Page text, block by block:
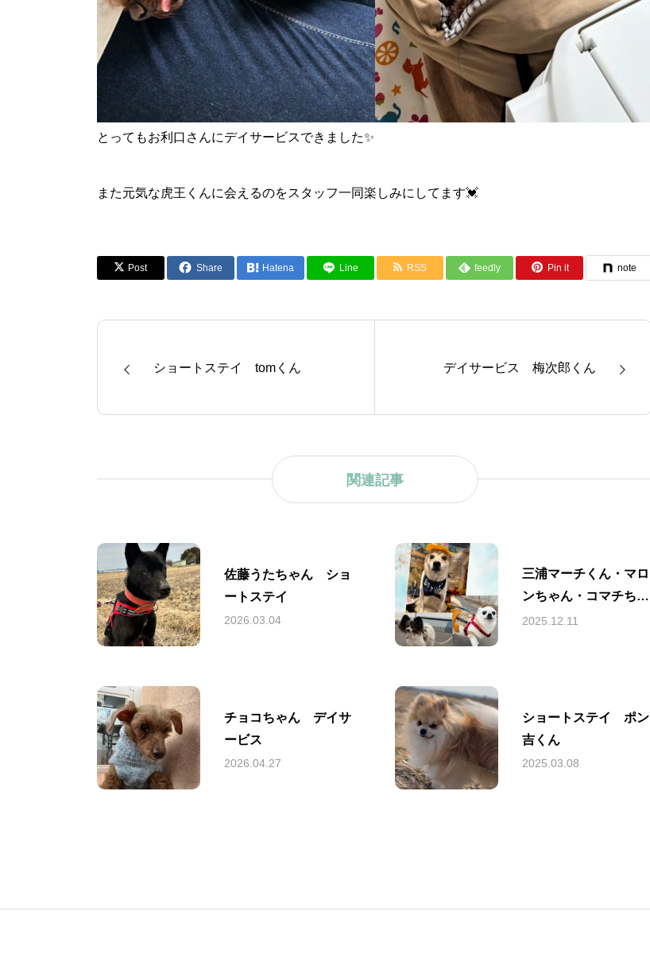
とってもお利口さんにデイサービスできました✨
また元気な虎王くんに会えるのをスタッフ一同楽しみにしてます💓
Post Share Hatena Line RSS feedly Pin it note
ショートステイ tomくん デイサービス 梅次郎くん
関連記事
佐藤うたちゃん ショ
ートステイ
2026.03.04
三浦マーチくん・マロ
ンちゃん・コマチちゃ
ん ショートステイ
2025.12.11
チョコちゃん デイサ
ービス
2026.04.27
ショートステイ ポン
吉くん
2025.03.08